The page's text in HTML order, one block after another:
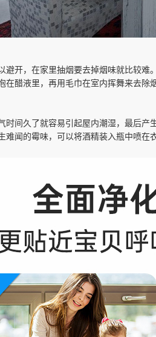
开，在家里抽烟要去掉烟味就比较
醋液里，再用毛巾在室内挥舞来去除烟
间久了就容易引起屋内潮湿，最后
闻的霉味，可以将酒精装入瓶中喷在